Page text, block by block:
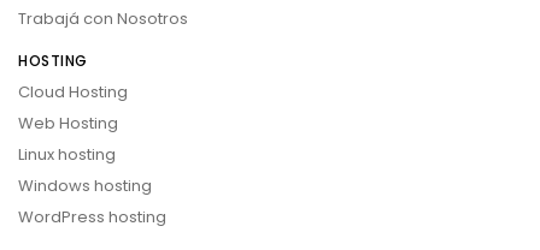
Trabajá con Nosotros
HOSTING
Cloud Hosting
Web Hosting
Linux hosting
Windows hosting
WordPress hosting